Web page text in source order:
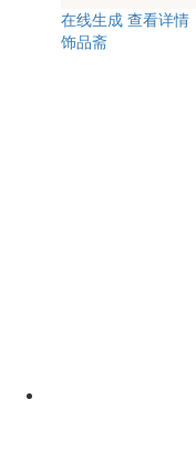
在线生成 查看详情
饰品斋